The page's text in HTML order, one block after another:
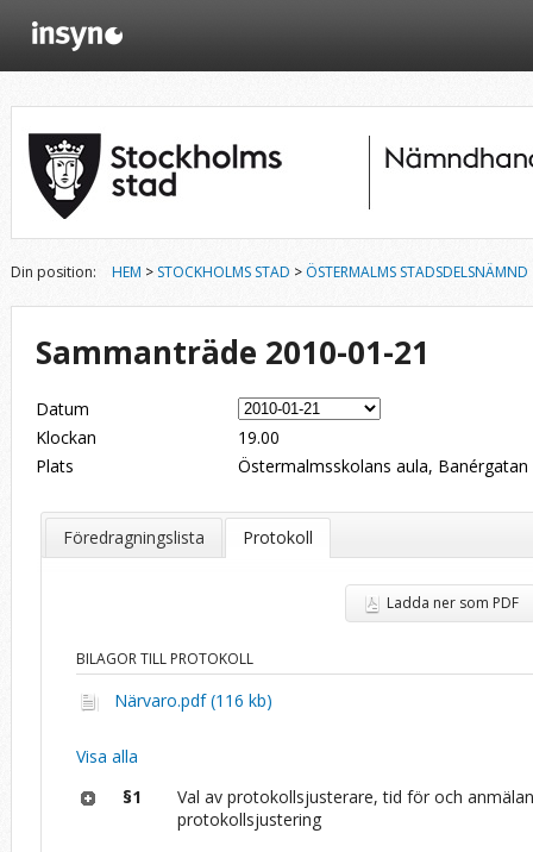
Din position: HEM > STOCKHOLMS STAD >ÖSTERMALMS STADSDELSNÄMND
Sammanträde 2010-01-21
Datum
Klockan
19.00
Plats
Östermalmsskolans aula, Banérgatan
Föredragningslista Protokoll
Ladda ner som PDF
BILAGOR TILL PROTOKOLL
Närvaro.pdf (116 kb)
Visa alla
§1
Val av protokollsjusterare, tid för och
protokollsjustering